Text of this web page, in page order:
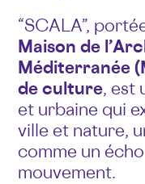
“SCALA”,
Maison de
Méditerranée
de culture, est
et urbaine qui
ville et nature,
comme un
mouvement.